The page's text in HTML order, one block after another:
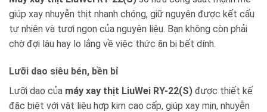
giúp xay nhuyễn thịt nhanh chóng, giữ nguyên được kết cấu
tự nhiên và tươi ngon của nguyên liệu. Bạn không còn phải
chờ đợi lâu hay lo lắng về việc thức ăn bị bết dính.
Lưỡi dao siêu bén, bền bỉ
Lưỡi dao của máy xay thịt LiuWei RY-22(S) được thiết kế
đặc biệt với vật liệu hợp kim cao cấp, giúp xay mịn, nhuyễn